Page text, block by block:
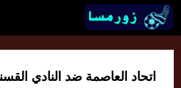
اتحاد العاصمة ضد النادي